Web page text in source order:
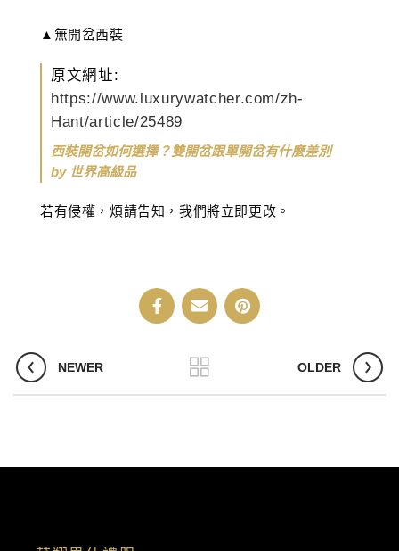
▲無開岔西裝
原文網址:
https://www.luxurywatcher.com/zh-
Hant/article/25489
西裝開岔如何選擇？雙開岔跟單開岔有什麼差別
by 世界高級品
若有侵權，煩請告知，我們將立即更改。
NEWER OLDER